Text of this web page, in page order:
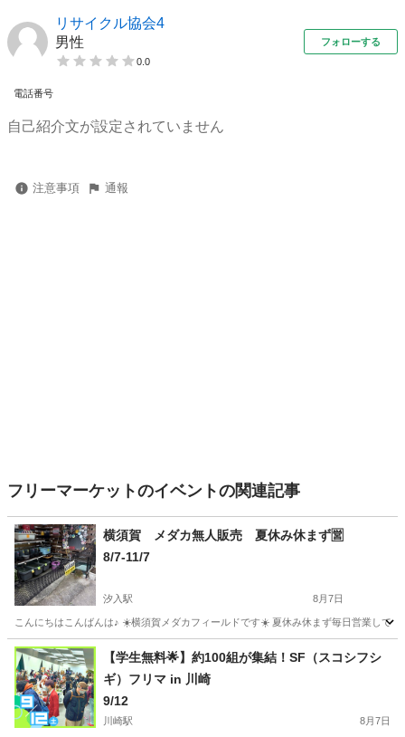
リサイクル協会4
男性
0.0
フォローする
電話番号
自己紹介文が設定されていません
注意事項 通報
フリーマーケットのイベントの関連記事
横須賀 メダカ無人販売 夏休み休まず🈺
8/7-11/7
汐入駅 8月7日
こんにちはこんばんは♪ ☀️横須賀メダカフィールドです☀️ 夏休み休まず毎日営業して
神奈川 横須賀市 汐入駅 フリーマーケット メダカ
【学生無料🌟】約100組が集結！SF（スコシフシ
ギ）フリマ in 川崎
9/12
川崎駅 8月7日